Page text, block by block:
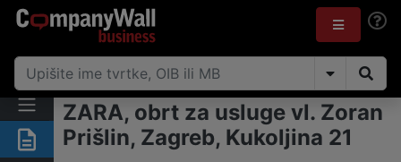
Sažetak
ZARA, obrt za usluge vl. Zoran
Prišlin, Zagreb, Kukoljina 21